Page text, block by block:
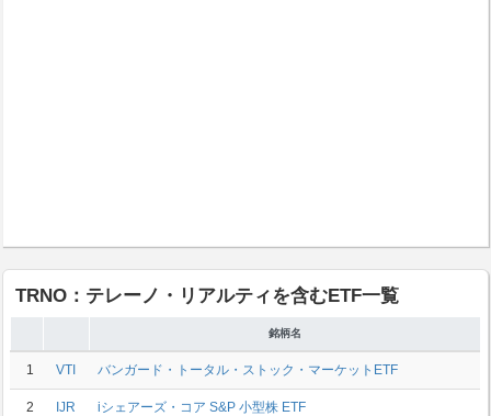
TRNO：テレーノ・リアルティを含むETF一覧
銘柄名
1 VTI バンガード・トータル・ストック・マーケットETF
2 IJR iシェアーズ・コア S&P 小型株 ETF